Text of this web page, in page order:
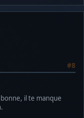
#8
bonne, il te manque